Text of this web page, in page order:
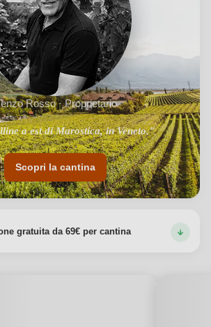
Rosso · Proprietario
a est di Marostica, in Veneto."
Scopri la cantina
gratuita da 69€ per cantina